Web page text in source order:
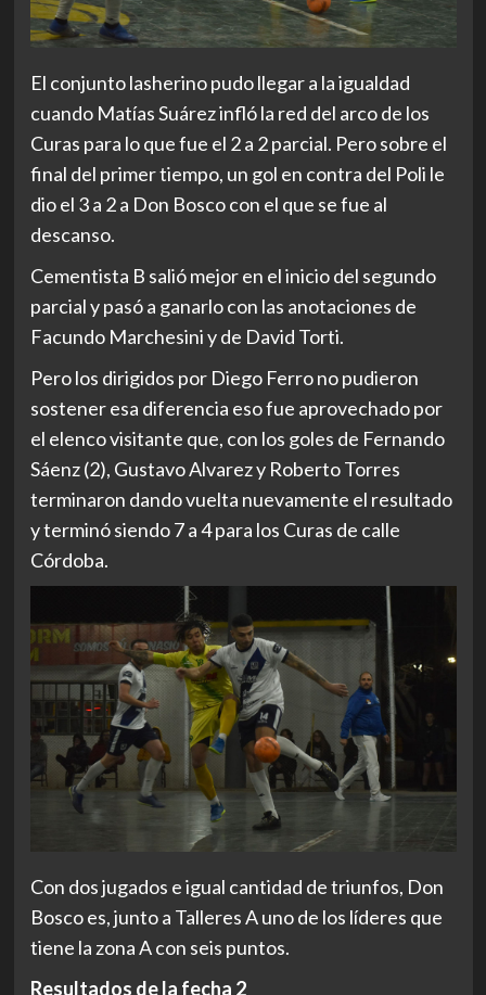
El conjunto lasherino pudo llegar a la igualdad
cuando Matías Suárez infló la red del arco de los
Curas para lo que fue el 2 a 2 parcial. Pero sobre el
final del primer tiempo, un gol en contra del Poli le
dio el 3 a 2 a Don Bosco con el que se fue al
descanso.
Cementista B salió mejor en el inicio del segundo
parcial y pasó a ganarlo con las anotaciones de
Facundo Marchesini y de David Torti.
Pero los dirigidos por Diego Ferro no pudieron
sostener esa diferencia eso fue aprovechado por
el elenco visitante que, con los goles de Fernando
Sáenz (2), Gustavo Alvarez y Roberto Torres
terminaron dando vuelta nuevamente el resultado
y terminó siendo 7 a 4 para los Curas de calle
Córdoba.
Con dos jugados e igual cantidad de triunfos, Don
Bosco es, junto a Talleres A uno de los líderes que
tiene la zona A con seis puntos.
Resultados de la fecha 2